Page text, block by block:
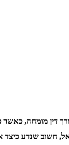
דין מומחה,
חשוב שנדע כיצד